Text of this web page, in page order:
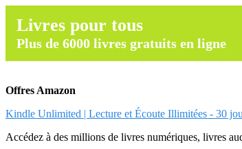
Livres pour tous
Plus de 6000 livres gratuits en ligne
Offres Amazon
Kindle Unlimited | Lecture et Écoute Illimitées - 30
Accédez à des millions de livres numériques, livres